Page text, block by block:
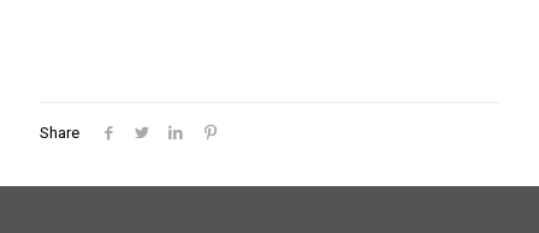
Share